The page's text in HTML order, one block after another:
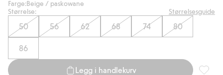
Farge:Beige / paskowane
Størrelse:
Størrelsesguide
50 56 62 68 74 80
86
Legg i handlekurv